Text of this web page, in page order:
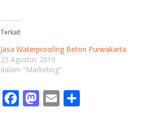
Terkait
Jasa Waterproofing Beton Purwakarta
25 Agustus 2019
dalam "Marketing"
F M E S